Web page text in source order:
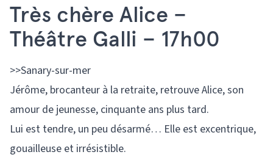
Très chère Alice –
Théâtre Galli – 17h00
>>Sanary-sur-mer
Jérôme, brocanteur à la retraite, retrouve Alice, son
amour de jeunesse, cinquante ans plus tard.
Lui est tendre, un peu désarmé… Elle est excentrique,
gouailleuse et irrésistible.